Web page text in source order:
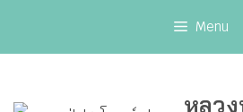
Menu
หลว